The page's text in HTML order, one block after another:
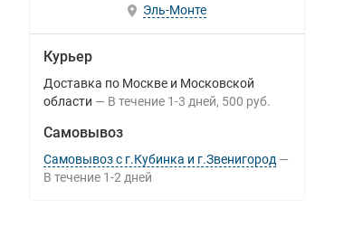
Эль-Монте
Курьер
Доставка по Москве и Московской
области
В течение 1-3 дней 500 руб.
Самовывоз
Самовывоз с г.Кубинка и г.Звенигород
В течение 1-2 дней